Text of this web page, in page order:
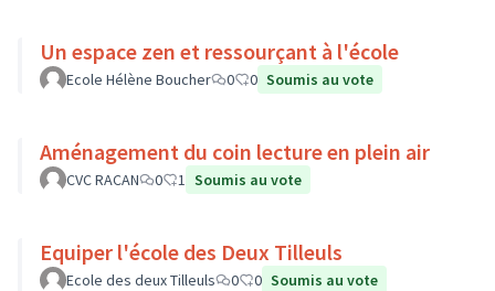
Un espace zen et ressourçant à l'école
Ecole Hélène Boucher 0 0 Soumis au vote
Aménagement du coin lecture en plein air
CVC RACAN 0 1 Soumis au vote
Equiper l'école des Deux Tilleuls
Ecole des deux Tilleuls 0 0 Soumis au vote